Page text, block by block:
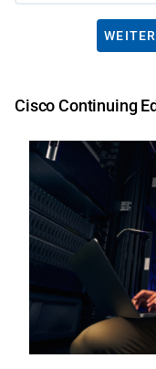
Cisco Continuing